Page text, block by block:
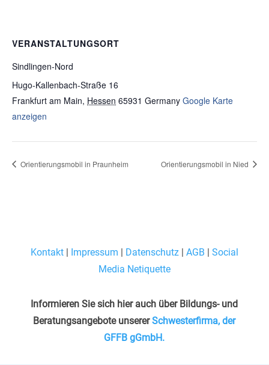
VERANSTALTUNGSORT
Sindlingen-Nord
Hugo-Kallenbach-Straße 16
Frankfurt am Main, Hessen 65931 Germany Google Karte
anzeigen
Orientierungsmobil in Praunheim Orientierungsmobil in Nied
Kontakt| Impressum | Datenschutz| AGB | Social
Media Netiquette
Informieren Sie sich hier auch über Bildungs- und
Beratungsangebote unsererSchwesterfirma, der
GFFB gGmbH.